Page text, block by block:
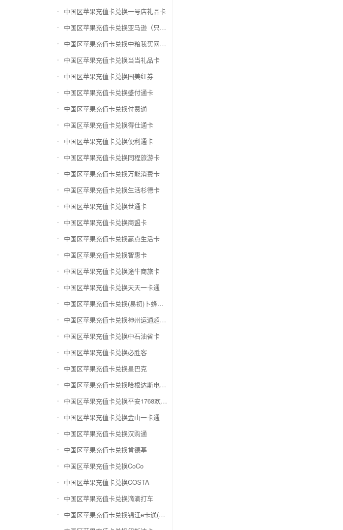
中国区苹果充值卡兑换一号店礼品卡
中国区苹果充值卡兑换亚马逊（只要实体卡）
中国区苹果充值卡兑换中粮我买网礼品卡
中国区苹果充值卡兑换当当礼品卡
中国区苹果充值卡兑换国美红券
中国区苹果充值卡兑换盛付通卡
中国区苹果充值卡兑换付费通
中国区苹果充值卡兑换得仕通卡
中国区苹果充值卡兑换便利通卡
中国区苹果充值卡兑换同程旅游卡
中国区苹果充值卡兑换万能消费卡
中国区苹果充值卡兑换生活杉德卡
中国区苹果充值卡兑换世通卡
中国区苹果充值卡兑换商盟卡
中国区苹果充值卡兑换赢点生活卡
中国区苹果充值卡兑换智惠卡
中国区苹果充值卡兑换途牛商旅卡
中国区苹果充值卡兑换天天一卡通
中国区苹果充值卡兑换(易初)卜蜂莲花礼品卡
中国区苹果充值卡兑换神州运通超级卡(运通网购卡)
中国区苹果充值卡兑换中石油省卡
中国区苹果充值卡兑换必胜客
中国区苹果充值卡兑换星巴克
中国区苹果充值卡兑换哈根达斯电子券
中国区苹果充值卡兑换平安1768欢乐豆
中国区苹果充值卡兑换金山一卡通
中国区苹果充值卡兑换汉购通
中国区苹果充值卡兑换肯德基
中国区苹果充值卡兑换CoCo
中国区苹果充值卡兑换COSTA
中国区苹果充值卡兑换滴滴打车
中国区苹果充值卡兑换锦江e卡通(锦江一卡通)